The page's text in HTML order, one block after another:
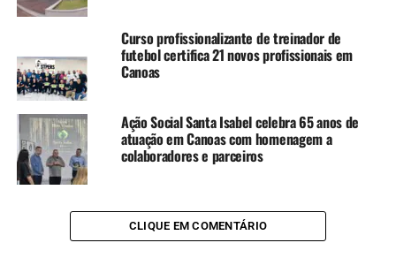
De lá para cá, a escritora começou a escrever, se associou
à Casa do Poeta de Canoas e não parou mais. Sua
primeira obra, Giz de Cera, foi lançada em 2021.
O livro traz poemas com mensagens de otimismo e
esperança frente às adversidades do mundo. Nele a
autora busca, através da palavra, estender um gesto de
afeto e empatia sobre seu leitor. O livro, publicado pela
ou em plataformas digitais.
Curso profissionalizante de treinador de
futebol certifica 21 novos profissionais em
Canoas
Ação Social Santa Isabel celebra 65 anos de
atuação em Canoas com homenagem a
colaboradores e parceiros
CLIQUE EM COMENTÁRIO